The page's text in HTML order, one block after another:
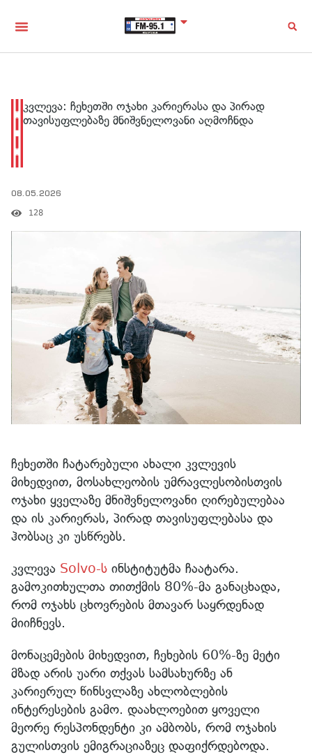
კვლევა: ჩეხეთში ოჯახი კარიერასა და პირად
თავისუფლებაზე მნიშვნელოვანი აღმოჩნდა
08.05.2026
128
ჩეხეთში ჩატარებული ახალი კვლევის
მიხედვით, მოსახლეობის უმრავლესობისთვის
ოჯახი ყველაზე მნიშვნელოვანი ღირებულებაა
და ის კარიერას, პირად თავისუფლებასა და
ჰობსაც კი უსწრებს.
კვლევა Solvo-ს ინსტიტუტმა ჩაატარა.
გამოკითხულთა თითქმის 80%-მა განაცხადა,
რომ ოჯახს ცხოვრების მთავარ საყრდენად
მიიჩნევს.
მონაცემების მიხედვით, ჩეხების 60%-ზე მეტი
მზად არის უარი თქვას სამსახურზე ან
კარიერულ წინსვლაზე ახლობლების
ინტერესების გამო. დაახლოებით ყოველი
მეორე რესპონდენტი კი ამბობს, რომ ოჯახის
გულისთვის ემიგრაციაზეც დაფიქრდებოდა.